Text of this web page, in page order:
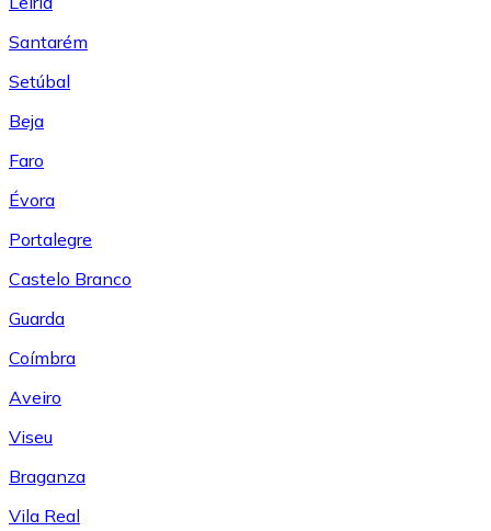
Santarém
Setúbal
Beja
Faro
Évora
Portalegre
Castelo Branco
Guarda
Coímbra
Aveiro
Viseu
Braganza
Vila Real